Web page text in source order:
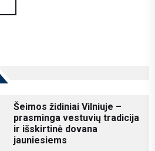
Šeimos židiniai Vilniuje –
prasminga vestuvių tradicija
ir išskirtinė dovana
jauniesiems